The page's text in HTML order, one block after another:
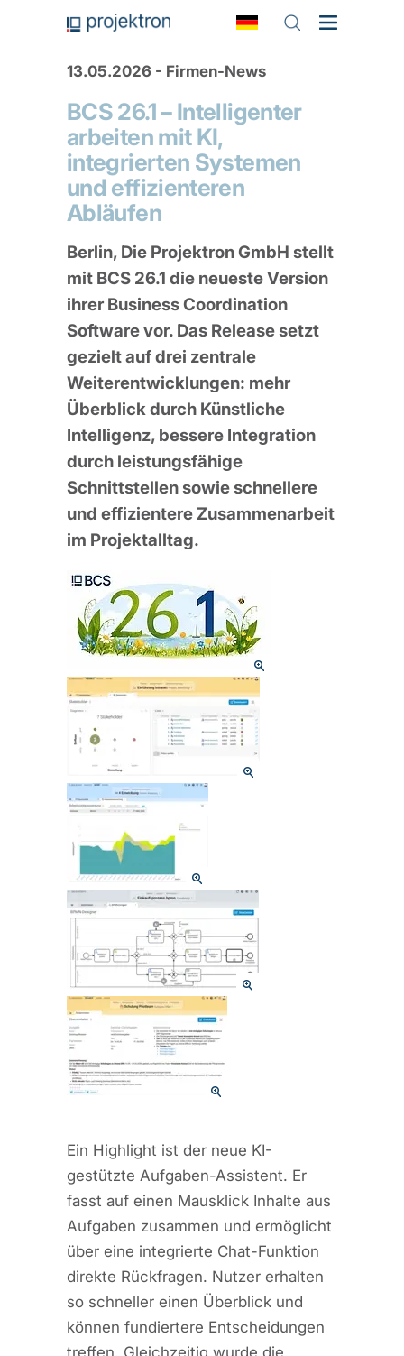
13.05.2026 - Firmen-News
BCS 26.1 – Intelligenter
arbeiten mit KI,
integrierten Systemen
und effizienteren
Abläufen
Berlin, Die Projektron GmbH stellt
mit BCS 26.1 die neueste Version
ihrer Business Coordination
Software vor. Das Release setzt
gezielt auf drei zentrale
Weiterentwicklungen: mehr
Überblick durch Künstliche
Intelligenz, bessere Integration
durch leistungsfähige
Schnittstellen sowie schnellere
und effizientere Zusammenarbeit
im Projektalltag.
Ein Highlight ist der neue KI-
gestützte Aufgaben-Assistent. Er
fasst auf einen Mausklick Inhalte aus
Aufgaben zusammen und ermöglicht
über eine integrierte Chat-Funktion
direkte Rückfragen. Nutzer erhalten
so schneller einen Überblick und
können fundiertere Entscheidungen
treffen. Gleichzeitig wurde die